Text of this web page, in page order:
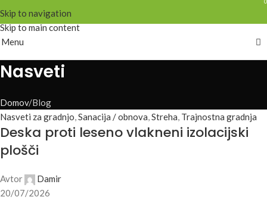
Skip to navigation
Skip to main content
Menu
0
Nasveti
Domov Blog
Nasveti za gradnjo,Sanacija / obnova,Streha, Trajnostna gradnja
Deska proti leseno vlakneni izolacijski
plošči
Avtor
Damir
20/07/2026